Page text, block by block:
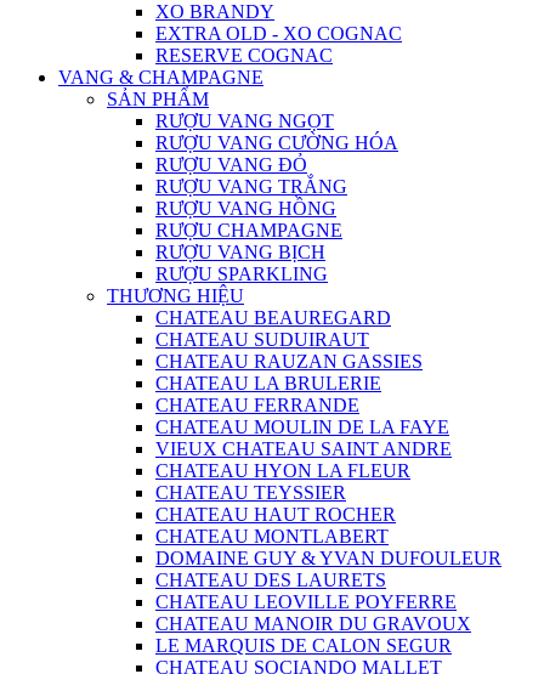
XO BRANDY
EXTRA OLD - XO COGNAC
RESERVE COGNAC
VANG & CHAMPAGNE
SẢN PHẨM
RƯỢU VANG NGỌT
RƯỢU VANG CƯỜNG HÓA
RƯỢU VANG ĐỎ
RƯỢU VANG TRẮNG
RƯỢU VANG HỒNG
RƯỢU CHAMPAGNE
RƯỢU VANG BỊCH
RƯỢU SPARKLING
THƯƠNG HIỆU
CHATEAU BEAUREGARD
CHATEAU SUDUIRAUT
CHATEAU RAUZAN GASSIES
CHATEAU LA BRULERIE
CHATEAU FERRANDE
CHATEAU MOULIN DE LA FAYE
VIEUX CHATEAU SAINT ANDRE
CHATEAU HYON LA FLEUR
CHATEAU TEYSSIER
CHATEAU HAUT ROCHER
CHATEAU MONTLABERT
DOMAINE GUY & YVAN DUFOULEUR
CHATEAU DES LAURETS
CHATEAU LEOVILLE POYFERRE
CHATEAU MANOIR DU GRAVOUX
LE MARQUIS DE CALON SEGUR
CHATEAU SOCIANDO MALLET